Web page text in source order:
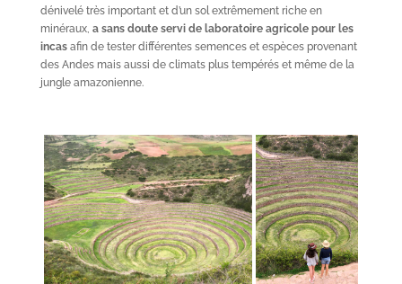
dénivelé très important et d’un sol extrêmement riche en
minéraux, a sans doute servi de laboratoire agricole pour les
incasafin de tester différentes semences et espèces provenant
des Andes mais aussi de climats plus tempérés et même de la
jungle amazonienne.